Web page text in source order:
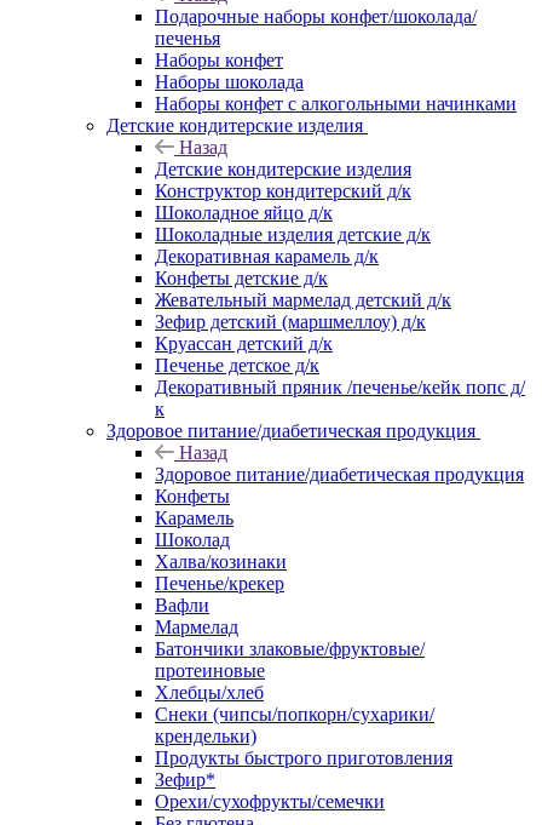
Подарочные наборы конфет/шоколада/
печенья
Наборы конфет
Наборы шоколада
Наборы конфет с алкогольными начинками
Детские кондитерские изделия
Назад
Детские кондитерские изделия
Конструктор кондитерский д/к
Шоколадное яйцо д/к
Шоколадные изделия детские д/к
Декоративная карамель д/к
Конфеты детские д/к
Жевательный мармелад детский д/к
Зефир детский (маршмеллоу) д/к
Круассан детский д/к
Печенье детское д/к
Декоративный пряник /печенье/кейк попс д/
к
Здоровое питание/диабетическая продукция
Назад
Здоровое питание/диабетическая продукция
Конфеты
Карамель
Шоколад
Халва/козинаки
Печенье/крекер
Вафли
Мармелад
Батончики злаковые/фруктовые/
протеиновые
Хлебцы/хлеб
Снеки (чипсы/попкорн/сухарики/
крендельки)
Продукты быстрого приготовления
Зефир*
Орехи/сухофрукты/семечки